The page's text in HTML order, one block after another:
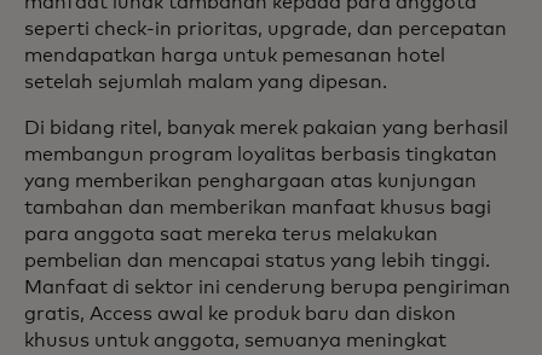
seperti check-in prioritas, upgrade, dan percepatan
mendapatkan harga untuk pemesanan hotel
setelah sejumlah malam yang dipesan.
Di bidang ritel, banyak merek pakaian yang berhasil
membangun program loyalitas berbasis tingkatan
yang memberikan penghargaan atas kunjungan
tambahan dan memberikan manfaat khusus bagi
para anggota saat mereka terus melakukan
pembelian dan mencapai status yang lebih tinggi.
Manfaat di sektor ini cenderung berupa pengiriman
gratis, Access awal ke produk baru dan diskon
khusus untuk anggota, semuanya meningkat